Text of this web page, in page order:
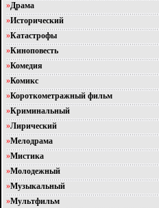
»Драма
»Исторический
»Катастрофы
»Киноповесть
»Комедия
»Комикс
»Короткометражный фильм
»Криминальный
»Лирический
»Мелодрама
»Мистика
»Молодежный
»Музыкальный
»Мультфильм